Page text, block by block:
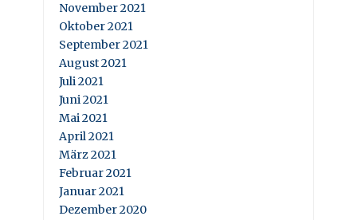
November 2021
Oktober 2021
September 2021
August 2021
Juli 2021
Juni 2021
Mai 2021
April 2021
März 2021
Februar 2021
Januar 2021
Dezember 2020